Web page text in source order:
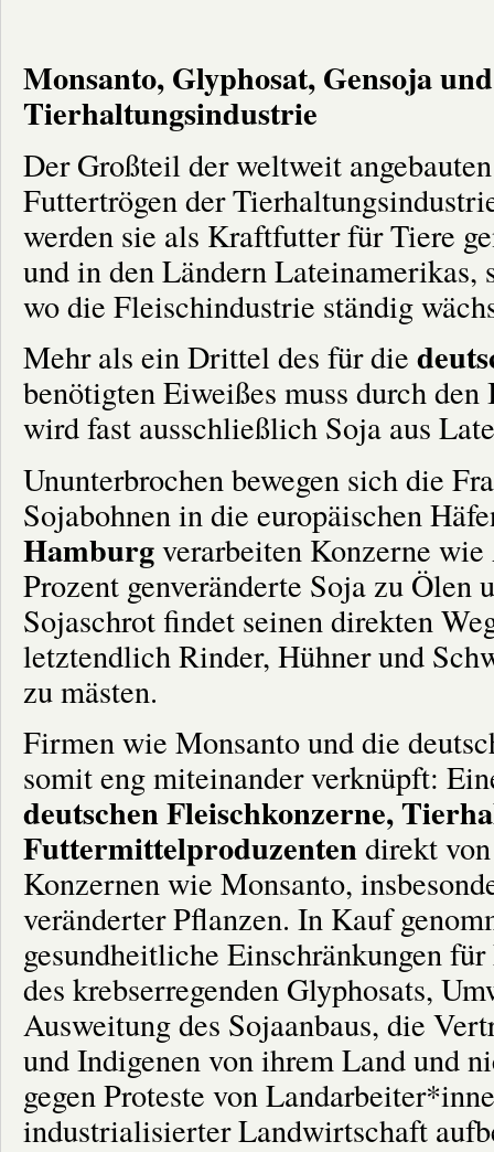
Monsanto, Glyphosat, Gensoja
Tierhaltungsindustrie
Der Großteil der weltweit
Futtertrögen der
werden sie als Kraftfutter für Tiere
und in den Ländern Lateinamerikas,
wo die Fleischindustrie ständig
Mehr als ein Drittel des für die
benötigten Eiweißes muss durch
wird fast ausschließlich Soja aus
Ununterbrochen bewegen sich die
Sojabohnen in die europäischen
Hamburgverarbeiten Konzerne
Prozent genveränderte Soja zu Ölen
Sojaschrot findet seinen direkten
letztendlich Rinder, Hühner und
zu mästen.
Firmen wie Monsanto und die
somit eng miteinander verknüpft:
deutschen Fleischkonzerne,
Futtermittelproduzentendirekt
Konzernen wie Monsanto,
veränderter Pflanzen. In Kauf
gesundheitliche Einschränkungen
des krebserregenden Glyphosats,
Ausweitung des Sojaanbaus, die
und Indigenen von ihrem Land und
gegen Proteste von
industrialisierter Landwirtschaft